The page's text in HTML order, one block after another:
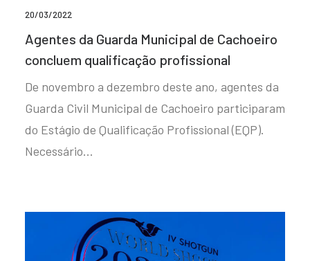
20/03/2022
Agentes da Guarda Municipal de Cachoeiro
concluem qualificação profissional
De novembro a dezembro deste ano, agentes da
Guarda Civil Municipal de Cachoeiro participaram
do Estágio de Qualificação Profissional (EQP).
Necessário…